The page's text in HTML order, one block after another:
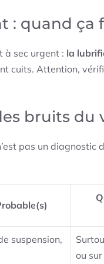
: quand ça
à sec urgent : la
cuits. Attention,
bruits du
pas un diagnostic
suspension,
ou